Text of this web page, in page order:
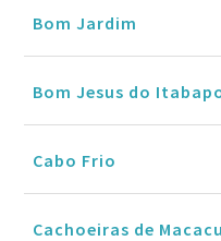
Bom Jardim
Bom Jesus do
Cabo Frio
Cachoeiras de Macacu